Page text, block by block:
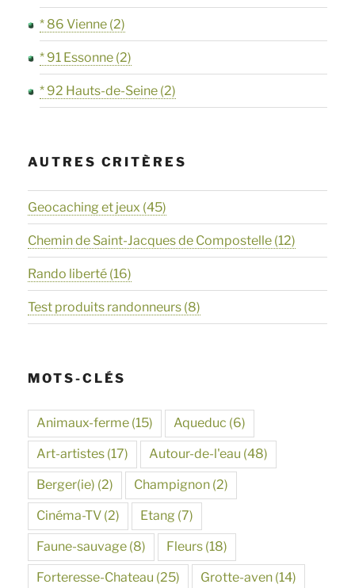
* 86 Vienne (2)
* 91 Essonne (2)
* 92 Hauts-de-Seine (2)
AUTRES CRITÈRES
Geocaching et jeux (45)
Chemin de Saint-Jacques de Compostelle (12)
Rando liberté (16)
Test produits randonneurs (8)
MOTS-CLÉS
Animaux-ferme (15) Aqueduc (6)
Art-artistes (17) Autour-de-l'eau (48)
Berger(ie) (2) Champignon (2)
Cinéma-TV (2) Etang (7)
Faune-sauvage (8) Fleurs (18)
Forteresse-Chateau (25) Grotte-aven (14)